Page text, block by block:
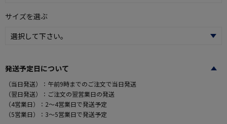
サイズを選ぶ
発送予定日について
（当日発送）：午前9時までのご注文で当日発送
（翌日発送）：ご注文の翌営業日の発送
（4営業日）：2～4営業日で発送予定
（5営業日）：3～5営業日で発送予定